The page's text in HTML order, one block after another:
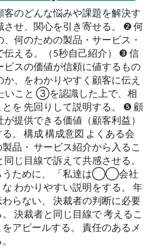
客のどんな悩みや課題を解決す
させ、関⼼を引き寄せる。 ❷ 何
何のための製品・サービス・
伝える。（5秒⾃⼰紹介） ❸ 信
ビスの価値が信頼に値するもの
、をわかりやすく顧客に伝え
いこと ③を認識した上で、相
を 先回りして説明する。 ❺ 顧
提供できる価値（顧客利益）
。 構成 構成意図 よくある会
品・ サービス紹介から⼊るこ
じ⽬線で訴えて共感させる。
うために、 「私達は◯◯会社
わかりやすい説明をする。 年
らない、 決裁者の判断に必要
決裁者と同じ⽬線で 考えるこ
アピールする。 責任のあるメ